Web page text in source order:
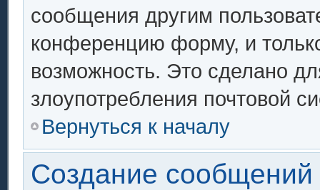
сообщения другим
конференцию форму, и
возможность. Это сделано
злоупотребления почтовой
Вернуться к началу
Создание сообщений